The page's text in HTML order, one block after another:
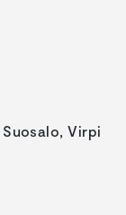
Virpi